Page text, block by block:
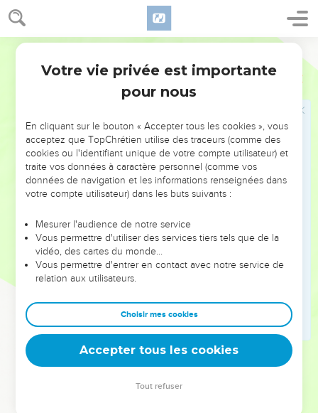
1 Chroniques 6
71 On donna aux fils de Guerschom : de la famille de la demi-
tribu de Manassé, Golan en Basan et sa banlieue, et
Aschtaroth et sa banlieue ;
de la tribu d'Issacar, Kédesch et sa banlieue, Dobrath et sa
de la tribu d'Aser, Maschal et sa banlieue, Abdon et sa
banlieue,
Hukok et sa banlieue, et Rehob et sa banlieue ;
et de la tribu de Nephthali, Kédesch en Galilée et sa
banlieue.
On donna au reste des Lévites, aux fils de Merari : de la
tribu de Zabulon, Rimmono et sa banlieue, et Thabor et sa
banlieue ;
et de l'autre côté du Jourdain, vis-à-vis de Jéricho, à
l'orient du Jourdain : de la tribu de Ruben, Betser au désert
et sa banlieue, Jahtsa et sa banlieue,
Kedémoth et sa banlieue, et Méphaath et sa banlieue ;
Votre vie privée est importante
pour nous
En cliquant sur le bouton « Accepter tous les cookies », vous
acceptez que TopChrétien utilise des traceurs (comme des
cookies ou l'identifiant unique de votre compte utilisateur) et
traite vos données à caractère personnel (comme vos
données de navigation et les informations renseignées dans
votre compte utilisateur) dans les buts suivants :
Mesurer l'audience de notre service
Vous permettre d'utiliser des services tiers tels que de la
vidéo, des cartes du monde…
Vous permettre d'entrer en contact avec notre service de
relation aux utilisateurs.
Choisir mes cookies
Accepter tous les cookies
Tout refuser